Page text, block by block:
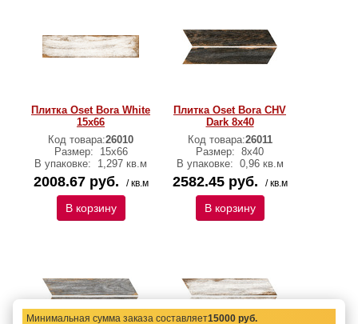
Плитка Oset Bora White
15x66
Код товара:26010
Размер:
15x66
В упаковке:
1,297 кв.м
2008.67 руб. / кв.м
В корзину
Плитка Oset Bora CHV
Dark 8x40
Код товара:26011
Размер: 8x40
В упаковке: 0,96 кв.м
2582.45 руб. / кв.м
В корзину
Минимальная сумма заказа составляет15000 руб.